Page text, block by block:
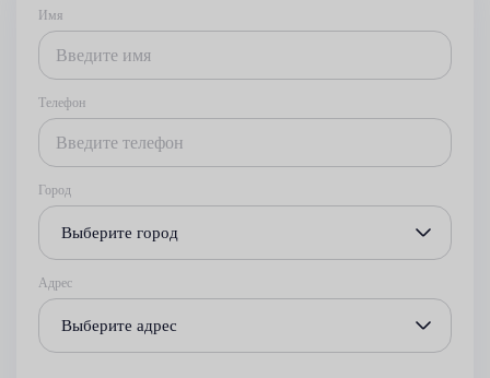
Имя
Телефон
Город
Выберите город
Адрес
Выберите адрес